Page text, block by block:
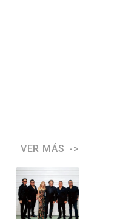
VER MÁS